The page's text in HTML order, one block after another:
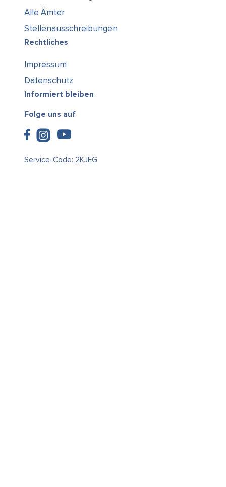
Alle Ämter
Stellenausschreibungen
Rechtliches
Impressum
Datenschutz
Informiert bleiben
Folge uns auf
Service-Code: 2KJEG